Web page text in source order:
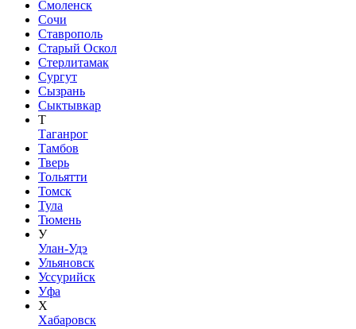
Смоленск
Сочи
Ставрополь
Старый Оскол
Стерлитамак
Сургут
Сызрань
Сыктывкар
Т
Таганрог
Тамбов
Тверь
Тольятти
Томск
Тула
Тюмень
У
Улан-Удэ
Ульяновск
Уссурийск
Уфа
Х
Хабаровск